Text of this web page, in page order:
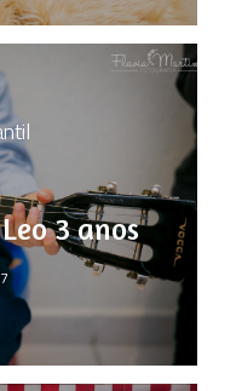
3 anos